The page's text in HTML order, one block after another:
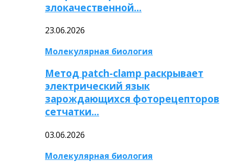
злокачественной…
23.06.2026
Молекулярная биология
Метод patch-clamp раскрывает
электрический язык
зарождающихся фоторецепторов
сетчатки…
03.06.2026
Молекулярная биология